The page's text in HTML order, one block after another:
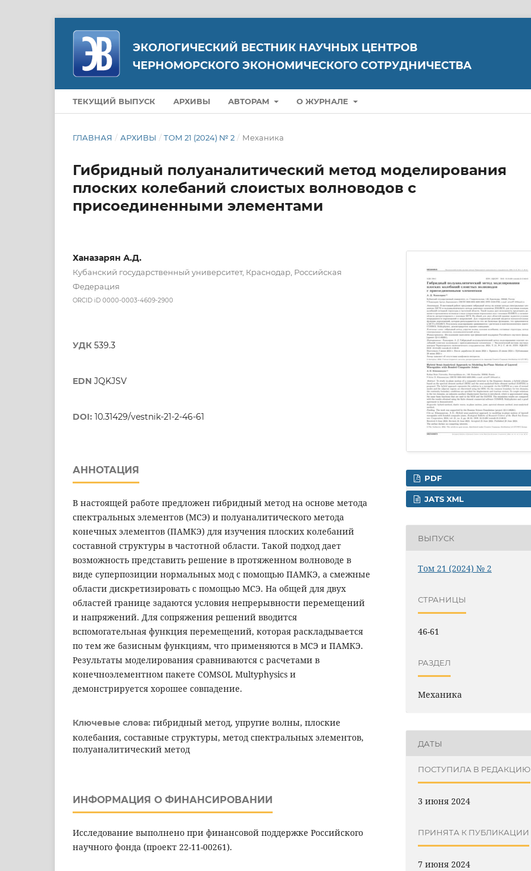
ЭКОЛОГИЧЕСКИЙ ВЕСТНИК НАУЧНЫХ ЦЕНТРОВ
ЧЕРНОМОРСКОГО ЭКОНОМИЧЕСКОГО СОТРУДНИЧЕСТВА
ТЕКУЩИЙ ВЫПУСК АРХИВЫ АВТОРАМ О ЖУРНАЛЕ
ГЛАВНАЯ / АРХИВЫ / ТОМ 21 (2024) № 2 / Механика
Гибридный полуаналитический метод моделирования
плоских колебаний слоистых волноводов с
присоединенными элементами
Ханазарян А.Д.
Кубанский государственный университет, Краснодар, Российская
Федерация
ORCID iD 0000-0003-4609-2900
УДК 539.3
EDN JQKJSV
DOI: 10.31429/vestnik-21-2-46-61
АННОТАЦИЯ
В настоящей работе предложен гибридный метод на основе метода
спектральных элементов (МСЭ) и полуаналитического метода
конечных элементов (ПАМКЭ) для изучения плоских колебаний
составной структуры в частотной области. Такой подход дает
возможность представить решение в протяженном волноводе в
виде суперпозиции нормальных мод с помощью ПАМКЭ, а смежные
области дискретизировать с помощью МСЭ. На общей для двух
областей границе задаются условия непрерывности перемещений
и напряжений. Для сопряжения решений вводится
вспомогательная функция перемещений, которая раскладывается
по тем же базисным функциям, что применяются в МСЭ и ПАМКЭ.
Результаты моделирования сравниваются с расчетами в
конечноэлементном пакете COMSOL Multyphysics и
демонстрируется хорошее совпадение.
Ключевые слова: гибридный метод, упругие волны, плоские
колебания, составные структуры, метод спектральных элементов,
полуаналитический метод
ИНФОРМАЦИЯ О ФИНАНСИРОВАНИИ
Исследование выполнено при финансовой поддержке Российского
научного фонда (проект 22-11-00261).
PDF
JATS XML
ВЫПУСК
Том 21 (2024) № 2
СТРАНИЦЫ
46-61
РАЗДЕЛ
Механика
ДАТЫ
ПОСТУПИЛА В РЕДАКЦИЮ
3 июня 2024
ПРИНЯТА К ПУБЛИКАЦИИ
7 июня 2024